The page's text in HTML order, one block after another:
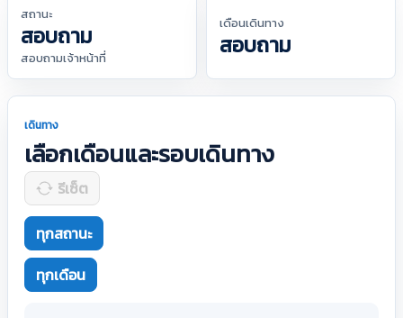
สถานะ
สอบถาม
สอบถามเจ้าหน้าที่
เดือนเดินทาง
สอบถาม
เดินทาง
เลือกเดือนและรอบเดินทาง
รีเซ็ต
ทุกสถานะ
ทุกเดือน